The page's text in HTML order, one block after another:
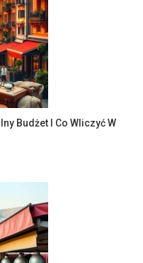
Budżet I Co Wliczyć W